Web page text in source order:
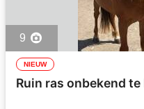
9
NIEUW
Ruin ras onbekend